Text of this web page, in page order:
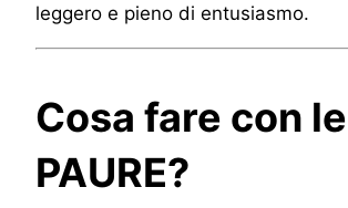
leggero e pieno di entusiasmo.
Cosa fare con le
PAURE?